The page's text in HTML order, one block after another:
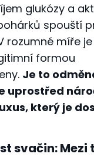
glukózy a
spouští
rozumné míře
formou
Je to
uprostřed
který je
svačin: